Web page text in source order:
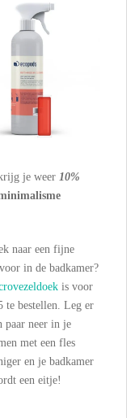
je weer 10%
naar een fijne
in de badkamer?
is voor
te bestellen. Leg er
paar neer in je
met een fles
en je badkamer
een eitje!